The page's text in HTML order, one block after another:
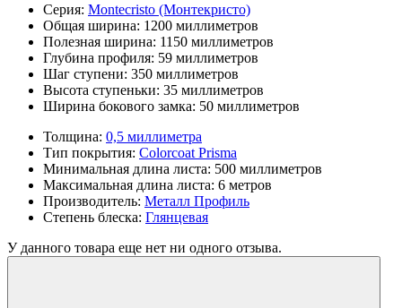
Серия: Montecristo (Монтекристо)
Общая ширина: 1200 миллиметров
Полезная ширина: 1150 миллиметров
Глубина профиля: 59 миллиметров
Шаг ступени: 350 миллиметров
Высота ступеньки: 35 миллиметров
Ширина бокового замка: 50 миллиметров
Толщина: 0,5 миллиметра
Тип покрытия: Colorcoat Prisma
Минимальная длина листа: 500 миллиметров
Максимальная длина листа: 6 метров
Производитель: Металл Профиль
Степень блеска: Глянцевая
У данного товара еще нет ни одного отзыва.